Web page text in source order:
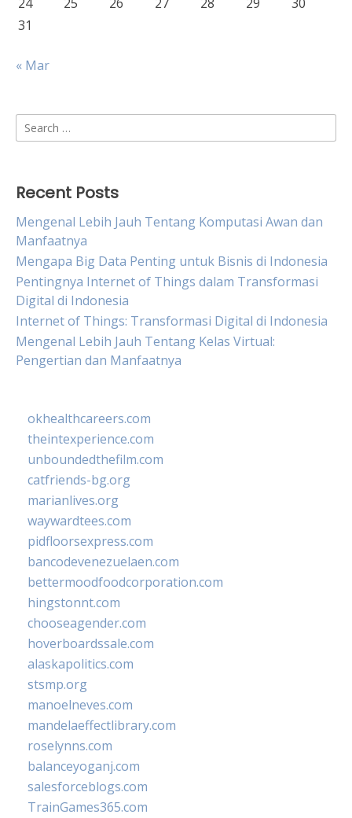
31
« Mar
Search
for:
Recent Posts
Mengenal Lebih Jauh Tentang Komputasi Awan dan
Manfaatnya
Mengapa Big Data Penting untuk Bisnis di Indonesia
Pentingnya Internet of Things dalam Transformasi
Digital di Indonesia
Internet of Things: Transformasi Digital di Indonesia
Mengenal Lebih Jauh Tentang Kelas Virtual:
Pengertian dan Manfaatnya
okhealthcareers.com
theintexperience.com
unboundedthefilm.com
catfriends-bg.org
marianlives.org
waywardtees.com
pidfloorsexpress.com
bancodevenezuelaen.com
bettermoodfoodcorporation.com
hingstonnt.com
chooseagender.com
hoverboardssale.com
alaskapolitics.com
stsmp.org
manoelneves.com
mandelaeffectlibrary.com
roselynns.com
balanceyoganj.com
salesforceblogs.com
TrainGames365.com